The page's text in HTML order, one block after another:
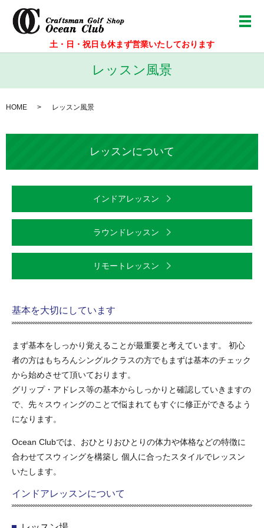
土・日・祝日も休まず営業いたしております
メ
レッスン風景
HOME レッスン風景
レッスンについて
インドアレッスン
ラウンドレッスン
リモートレッスン
基本を大切にしています
まず基本をしっかり覚えることが最重要と考えています。 初心
者の方はもちろんシングルクラスの方でもまずは基本のチェック
から始めさせて頂いております。
グリップ・アドレス等の基本からしっかりと確認していきますの
で、先々スウィングのことで悩まれてもすぐに修正ができるよう
になります。
Ocean Clubでは、おひとりおひとりの体力や体格などの特徴に
合わせてスウィングを構築し 個人に合ったスタイルでレッスン
いたします。
インドアレッスンについて